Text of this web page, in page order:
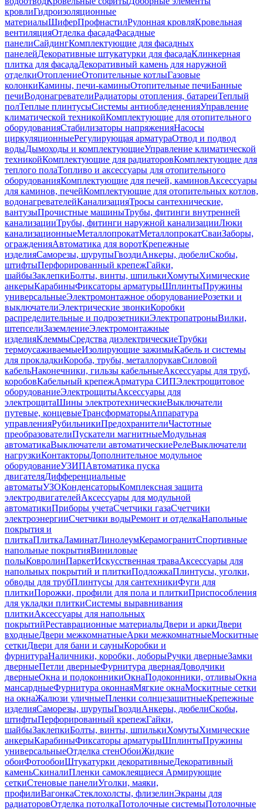
кровлиГидроизоляционные
материалыШиферПрофнастилРулонная кровляКровельная
вентиляцияОтделка фасадаФасадные
панелиСайдингКомплектующие для фасадных
панелейДекоративные штукатурки для фасадаКлинкерная
плитка для фасадаДекоративный камень для наружной
отделкиОтоплениеОтопительные котлыГазовые
колонкиКамины, печи-каминыОтопительные печиБанные
печиВодонагревателиРадиаторы отопления, батареиТеплый
полТеплые плинтусыСистемы антиобледененияУправление
климатической техникойКомплектующие для отопительного
оборудованияСтабилизаторы напряженияНасосы
циркуляционныеРегулирующая арматураОтвод и подвод
водыДымоходы и комплектующиеУправление климатической
техникойКомплектующие для радиаторовКомплектующие для
теплого полаТопливо и аксессуары для отопительного
оборудованияКомплектующие для печей, каминовАксессуары
для каминов, печейКомплектующие для отопительных котлов,
водонагревателейКанализацияТросы сантехнические,
вантузыПрочистные машиныТрубы, фитинги внутренней
канализацииТрубы, фитинги наружной канализацииЛюки
канализационныеМеталлопрокатМеталлопрокатСваиЗаборы,
огражденияАвтоматика для воротКрепежные
изделияСаморезы, шурупыГвоздиАнкеры, дюбелиСкобы,
штифтыПерфорированный крепежГайки,
шайбыЗаклепкиБолты, винты, шпилькиХомутыХимические
анкерыКарабиныФиксаторы арматурыШплинтыПружины
универсальныеЭлектромонтажное оборудованиеРозетки и
выключателиЭлектрические звонкиКоробки
распределительные и подрозетникиЭлектропатроныВилки,
штепселиЗаземлениеЭлектромонтажные
изделияКлеммыСредства диэлектрическиеТрубки
термоусаживаемыеИзолирующие зажимыКабель и системы
для прокладкиКороба, трубы, металлорукавСиловой
кабельНаконечники, гильзы кабельныеАксессуары для труб,
коробовКабельный крепежАрматура СИПЭлектрощитовое
оборудованиеЭлектрощитыАксессуары для
электрощитаШины электротехническиеВыключатели
путевые, концевыеТрансформаторыАппаратура
управленияРубильникиПредохранителиЧастотные
преобразователиПускатели магнитныеМодульная
автоматикаВыключатели автоматическиеРелеВыключатели
нагрузкиКонтакторыДополнительное модульное
оборудованиеУЗИПАвтоматика пуска
двигателяДифференциальные
автоматыУЗОКонденсаторыКомплексная защита
электродвигателейАксессуары для модульной
автоматикиПриборы учетаСчетчики газаСчетчики
электроэнергииСчетчики водыРемонт и отделкаНапольные
покрытия и
плиткаПлиткаЛаминатЛинолеумКерамогранитСпортивные
напольные покрытияВиниловые
полыКовролинПаркетИскусственная траваАксессуары для
напольных покрытий и плиткиПодложкаПлинтусы, уголки,
обводы для трубПлинтусы для сантехникиФуги для
плиткиПорожки, профили для пола и плиткиПриспособления
для укладки плиткиСистемы выравнивания
плиткиАксессуары для напольных
покрытийРеставрационные материалыДвери и аркиДвери
входныеДвери межкомнатныеАрки межкомнатныеМоскитные
сеткиДвери для бани и сауныКоробки и
фурнитураНаличники, коробки, доборыРучки дверныеЗамки
дверныеПетли дверныеФурнитура двернаяДоводчики
дверныеОкна и подоконникиОкнаПодоконники, отливыОкна
мансардныеФурнитура оконнаяМягкие окнаМоскитные сетки
на окнаЖалюзи уличныеПленки солнцезащитныеКрепежные
изделияСаморезы, шурупыГвоздиАнкеры, дюбелиСкобы,
штифтыПерфорированный крепежГайки,
шайбыЗаклепкиБолты, винты, шпилькиХомутыХимические
анкерыКарабиныФиксаторы арматурыШплинтыПружины
универсальныеОтделка стенОбоиЖидкие
обоиФотообоиШтукатурки декоративныеДекоративный
каменьСкиналиПленки самоклеящиеся Армирующие
сеткиСтеновые панелиУголки, маяки,
профилиВагонкаСтеклохолсты, флизелинЭкраны для
радиаторовОтделка потолкаПотолочные системыПотолочные